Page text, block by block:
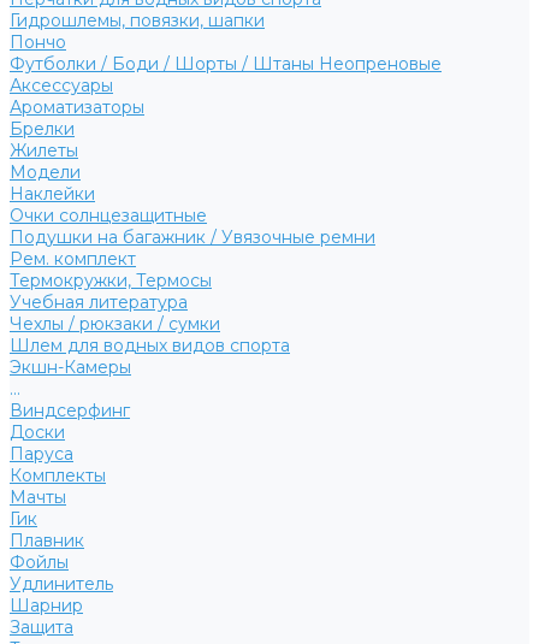
Гидрошлемы, повязки, шапки
Пончо
Футболки / Боди / Шорты / Штаны Неопреновые
Аксессуары
Ароматизаторы
Брелки
Жилеты
Модели
Наклейки
Очки солнцезащитные
Подушки на багажник / Увязочные ремни
Рем. комплект
Термокружки, Термосы
Учебная литература
Чехлы / рюкзаки / сумки
Шлем для водных видов спорта
Экшн-Камеры
...
Виндсерфинг
Доски
Паруса
Комплекты
Мачты
Гик
Плавник
Фойлы
Удлинитель
Шарнир
Защита